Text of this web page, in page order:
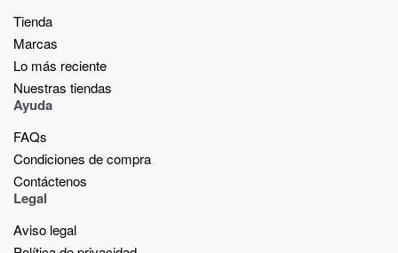
Tienda
Marcas
Lo más reciente​
Nuestras tiendas​
Ayuda
FAQs
Condiciones de compra
Contáctenos
Legal
Aviso legal